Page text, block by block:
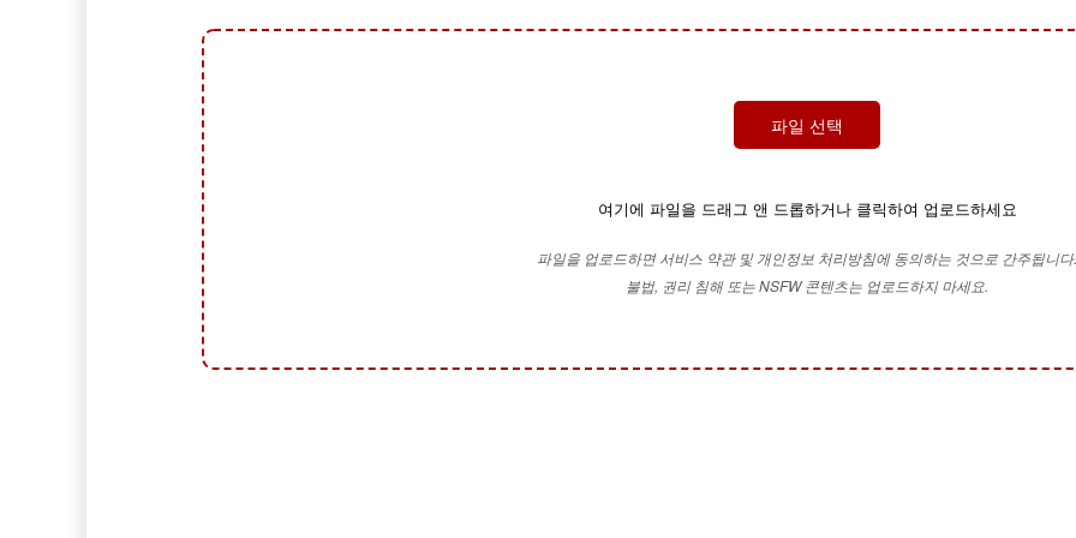
파일 선택
여기에 파일을 드래그 앤 드롭하거나 클릭하여 업로드하세요
파일을 업로드하면 서비스 약관 및 개인정보 처리방침에 동의하는 것으로 간주됩니다.
불법, 권리 침해 또는 NSFW 콘텐츠는 업로드하지 마세요.